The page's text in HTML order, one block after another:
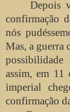
Depois
confirmação
nós
Mas, a guerra
assim, em 11
imperial
confirmação